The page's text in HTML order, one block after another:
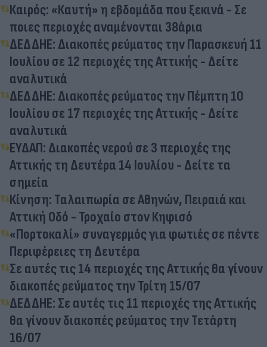
Καιρός: «Καυτή» η εβδομάδα που ξεκινά - Σε
ποιες περιοχές αναμένονται 38άρια
ΔΕΔΔΗΕ: Διακοπές ρεύματος την Παρασκευή 11
Ιουλίου σε 12 περιοχές της Αττικής - Δείτε
αναλυτικά
ΔΕΔΔΗΕ: Διακοπές ρεύματος την Πέμπτη 10
Ιουλίου σε 17 περιοχές της Αττικής - Δείτε
αναλυτικά
ΕΥΔΑΠ: Διακοπές νερού σε 3 περιοχές της
Αττικής τη Δευτέρα 14 Ιουλίου - Δείτε τα
σημεία
Κίνηση: Ταλαιπωρία σε Αθηνών, Πειραιά και
Αττική Oδό - Τροχαίο στον Κηφισό
«Πορτοκαλί» συναγερμός για φωτιές σε πέντε
Περιφέρειες τη Δευτέρα
Σε αυτές τις 14 περιοχές της Αττικής θα γίνουν
διακοπές ρεύματος την Τρίτη 15/07
ΔΕΔΔΗΕ: Σε αυτές τις 11 περιοχές της Αττικής
θα γίνουν διακοπές ρεύματος την Τετάρτη
16/07